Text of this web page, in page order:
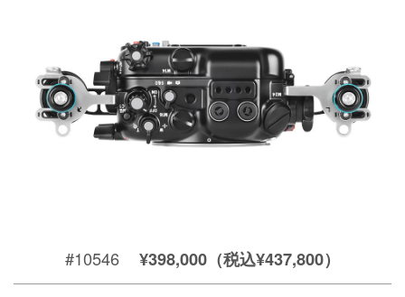
#10546 ¥398,000（税込¥437,800）